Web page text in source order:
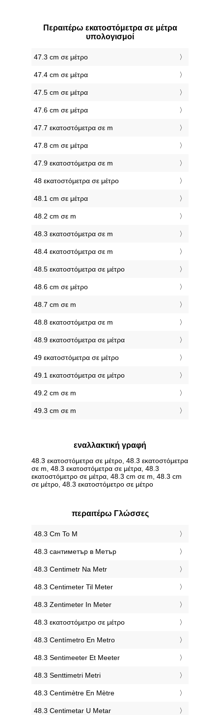
Περαιτέρω εκατοστόμετρα σε μέτρα
υπολογισμοί
47.3 cm σε μέτρο
47.4 cm σε μέτρα
47.5 cm σε μέτρα
47.6 cm σε μέτρα
47.7 εκατοστόμετρα σε m
47.8 cm σε μέτρα
47.9 εκατοστόμετρα σε m
48 εκατοστόμετρα σε μέτρο
48.1 cm σε μέτρα
48.2 cm σε m
48.3 εκατοστόμετρα σε m
48.4 εκατοστόμετρα σε m
48.5 εκατοστόμετρα σε μέτρο
48.6 cm σε μέτρο
48.7 cm σε m
48.8 εκατοστόμετρα σε m
48.9 εκατοστόμετρα σε μέτρα
49 εκατοστόμετρα σε μέτρο
49.1 εκατοστόμετρα σε μέτρο
49.2 cm σε m
49.3 cm σε m
εναλλακτική γραφή
48.3 εκατοστόμετρα σε μέτρο, 48.3 εκατοστόμετρα
σε m, 48.3 εκατοστόμετρα σε μέτρα, 48.3
εκατοστόμετρο σε μέτρα, 48.3 cm σε m, 48.3 cm
σε μέτρο, 48.3 εκατοστόμετρο σε μέτρο
περαιτέρω Γλώσσες
‎48.3 Cm To M
‎48.3 сантиметър в Метър
‎48.3 Centimetr Na Metr
‎48.3 Centimeter Til Meter
‎48.3 Zentimeter In Meter
‎48.3 εκατοστόμετρο σε μέτρο
‎48.3 Centímetro En Metro
‎48.3 Sentimeeter Et Meeter
‎48.3 Senttimetri Metri
‎48.3 Centimètre En Mètre
‎48.3 Centimetar U Metar